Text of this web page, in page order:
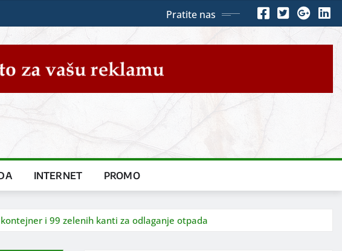
Pratite nas
INTERNET PROMO
i 99 zelenih kanti za odlaganje otpada